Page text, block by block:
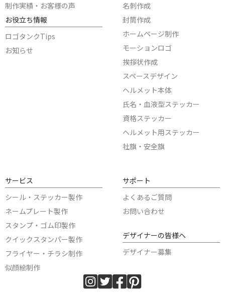
制作実績・お客様の声
お役立ち情報
ロゴタンクTips
お知らせ
名刺作成
封筒作成
ホームページ制作
モーションロゴ
挨拶状作成
スペースデザイン
ヘルメット本体
氏名・血液型ステッカー
資格ステッカー
ヘルメット用ステッカー
社旗・安全旗
サービス
シール・ステッカー製作
ネームプレート製作
スタンプ・ゴム印製作
クイックスタンパー製作
フライヤー・チラシ制作
似顔絵制作
サポート
よくあるご質問
お問い合わせ
デザイナーの皆様へ
デザイナー募集